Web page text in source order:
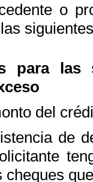
o
para las
del
de
cheques